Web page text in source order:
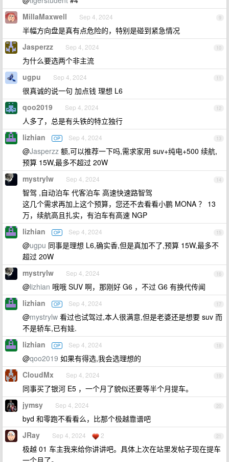
9
MillaMaxwell Sep 4, 2024
半幅方向盘是真有点危险的，特别是碰到紧急情况
10
Jasperzz Sep 4, 2024
为什么要选两个非主流
11
ugpu Sep 4, 2024
很真诚的说一句 加点钱 理想 L6
12
qoo2019 Sep 4, 2024
人多了，总是有头铁的特立独行
13
lizhian OP Sep 4, 2024
@Jasperzz 额,可以推荐一下吗,需求家用 suv+纯电+500 续航,
预算 15W,最多不超过 20W
14
mystrylw Sep 4, 2024
智驾 ,自动泊车 代客泊车 高速快速路智驾
这几个需求再加上这个预算，您还不去看看小鹏 MONA ？ 13
万，续航高且扎实，有泊车有高速 NGP
15
lizhian OP Sep 4, 2024
@ugpu 同事是理想 L6,确实香,但是真加不了,预算 15W,最多不
超过 20W
16
mystrylw Sep 4, 2024
@lizhian 哦哦 SUV 啊，那刚好 G6 ，不过 G6 有换代传闻
17
lizhian OP Sep 4, 2024
@mystrylw 看过也试驾过,本人很满意,但是老婆还是想要 suv 而
不是轿车,已有娃.
18
lizhian OP Sep 4, 2024
@qoo2019 如果有得选,我会选理想的
19
CloudMx Sep 4, 2024
同事买了银河 E5 ，一个月了貌似还要等半个月提车。
20
jymsy Sep 4, 2024
byd 和零跑不看看么，比那个极越靠谱吧
21
JRay Sep 4, 2024 2
极越 01 车主我来给你讲讲吧。具体上次在站里发帖子现在提车
一个月了。